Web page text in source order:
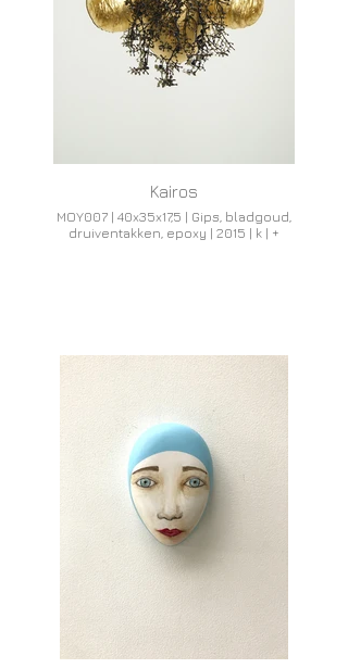
Kairos
MOY007 | 40x35x17,5 | Gips, bladgoud,
druiventakken, epoxy | 2015 | k | +